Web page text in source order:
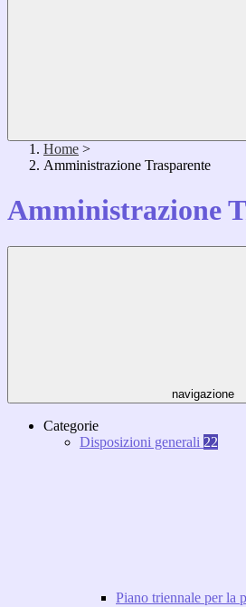
Home >
Amministrazione Trasparente
Amministrazione
navigazione
Categorie
Disposizioni generali 22
Piano triennale per la